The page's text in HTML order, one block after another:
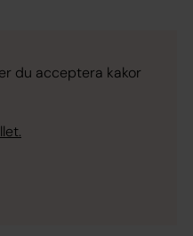
du acceptera kakor